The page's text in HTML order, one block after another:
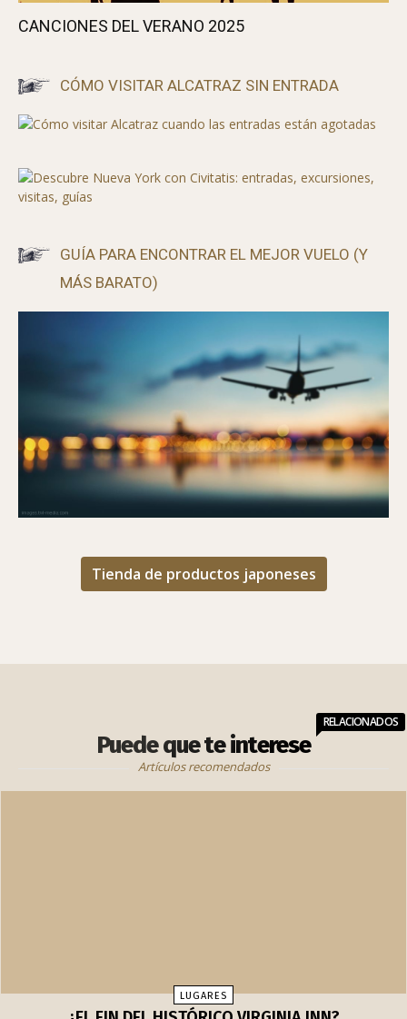
CANCIONES DEL VERANO 2025
CÓMO VISITAR ALCATRAZ SIN ENTRADA
GUÍA PARA ENCONTRAR EL MEJOR VUELO (Y
MÁS BARATO)
Tienda de productos japoneses
Puede que te interese
RELACIONADOS
Artículos recomendados
LUGARES